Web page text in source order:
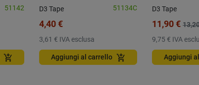
51142
add_shopping_cart
D3 Tape 51134C
4,40 €
3,61 € IVA esclusa
Aggiungi al carrello add_shopping_cart
D3 Tape
11,90 €
9,75 € IVA
Aggiungi